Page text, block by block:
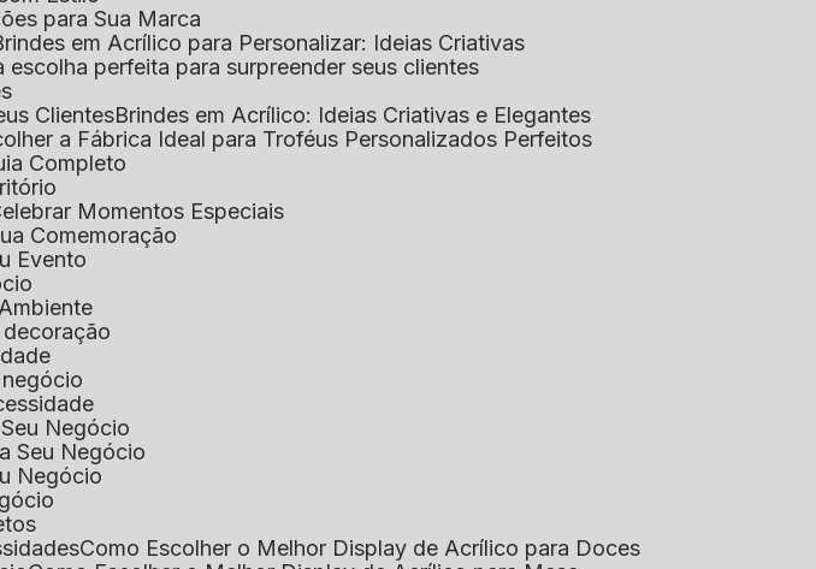
para Sua Marca
Brindes em Acrílico para Personalizar: Ideias Criativas
escolha perfeita para surpreender seus clientes
Clientes
Brindes em Acrílico: Ideias Criativas e Elegantes
a Fábrica Ideal para Troféus Personalizados Perfeitos
Completo
Momentos Especiais
Comemoração
Evento
decoração
Negócio
Seu Negócio
Negócio
Como Escolher o Melhor Display de Acrílico para Doces